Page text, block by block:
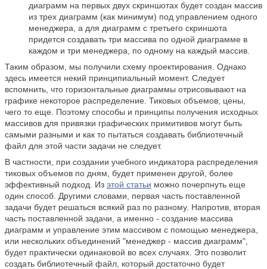
диаграмм на первых двух скриншотах будет создан массив
из трех диаграмм (как минимум) под управлением одного
менеджера, а для диаграмм с третьего скриншота
придется создавать три массива по одной диаграмме в
каждом и три менеджера, по одному на каждый массив.
Таким образом, мы получили схему проектирования. Однако
здесь имеется некий принципиальный момент. Следует
вспомнить, что горизонтальные диаграммы отрисовывают на
графике некоторое распределение. Тиковых объемов, цены,
чего то еще. Поэтому способы и принципы получения исходных
массивов для привязки графических примитивов могут быть
самыми разными и как то пытаться создавать библиотечный
файл для этой части задачи не следует.
В частности, при создании учебного индикатора распределения
тиковых объемов по дням, будет применен другой, более
эффективный подход. Из этой статьи можно почерпнуть еще
один способ. Другими словами, первая часть поставленной
задачи будет решаться всякий раз по разному. Напротив, вторая
часть поставленной задачи, а именно - создание массива
диаграмм и управление этим массивом с помощью менеджера,
или нескольких объединений "менеджер - массив диаграмм",
будет практически одинаковой во всех случаях. Это позволит
создать библиотечный файл, который достаточно будет